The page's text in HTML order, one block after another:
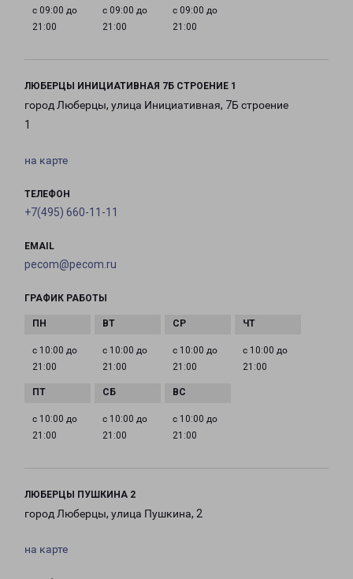
с 09:00 до
21:00
с 09:00 до
21:00
с 09:00 до
21:00
ЛЮБЕРЦЫ ИНИЦИАТИВНАЯ 7Б СТРОЕНИЕ 1
город Люберцы, улица Инициативная, 7Б строение
1
на карте
ТЕЛЕФОН
+7(495) 660-11-11
EMAIL
pecom@pecom.ru
ГРАФИК РАБОТЫ
с 10:00 до
21:00
с 10:00 до
21:00
с 10:00 до
21:00
с 10:00 до
21:00
с 10:00 до
21:00
с 10:00 до
21:00
с 10:00 до
21:00
ЛЮБЕРЦЫ ПУШКИНА 2
город Люберцы, улица Пушкина, 2
на карте